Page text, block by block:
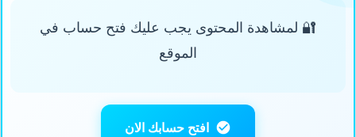
🔐 لمشاهدة المحتوى يجب عليك فتح حساب في
الموقع
افتح حسابك الان